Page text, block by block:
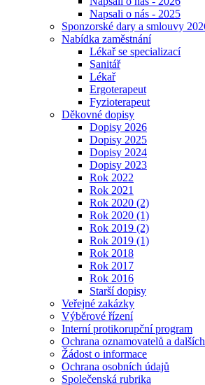
Napsali o nás - 2025
Sponzorské dary a smlouvy
Nabídka zaměstnání
Lékař se specializací
Sanitář
Lékař
Ergoterapeut
Fyzioterapeut
Děkovné dopisy
Dopisy 2026
Dopisy 2025
Dopisy 2024
Dopisy 2023
Rok 2022
Rok 2021
Rok 2020 (2)
Rok 2020 (1)
Rok 2019 (2)
Rok 2019 (1)
Rok 2018
Rok 2017
Rok 2016
Starší dopisy
Veřejné zakázky
Výběrové řízení
Interní protikorupční program
Ochrana oznamovatelů a
Žádost o informace
Ochrana osobních údajů
Společenská rubrika